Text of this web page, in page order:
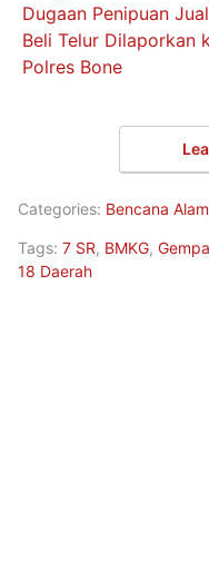
Dugaan Penipuan Jual
Beli Telur Dilaporkan
Polres Bone
Categories: Bencana Alam
Tags: 7 SR, BMKG,
18 Daerah